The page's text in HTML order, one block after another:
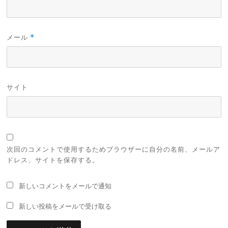
メール *
サイト
次回のコメントで使用するためブラウザーに自分の名前、メールア
ドレス、サイトを保存する。
新しいコメントをメールで通知
新しい投稿をメールで受け取る